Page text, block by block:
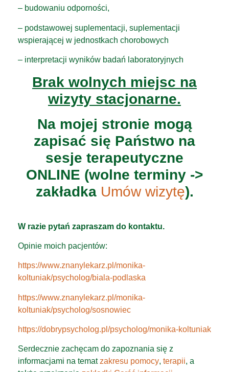
– budowaniu odporności,
– podstawowej suplementacji, suplementacji
wspierającej w jednostkach chorobowych
– interpretacji wyników badań laboratoryjnych
Brak wolnych miejsc na
wizyty stacjonarne.
Na mojej stronie mogą
zapisać się Państwo na
sesje terapeutyczne
ONLINE (wolne terminy ->
zakładka Umów wizytę).
W razie pytań zapraszam do kontaktu.
Opinie moich pacjentów:
https://www.znanylekarz.pl/monika-
koltuniak/psycholog/biala-podlaska
https://www.znanylekarz.pl/monika-
koltuniak/psycholog/sosnowiec
https://dobrypsycholog.pl/psycholog/monika-koltuniak
Serdecznie zachęcam do zapoznania się z
informacjami na tematzakresu pomocy, terapii, a